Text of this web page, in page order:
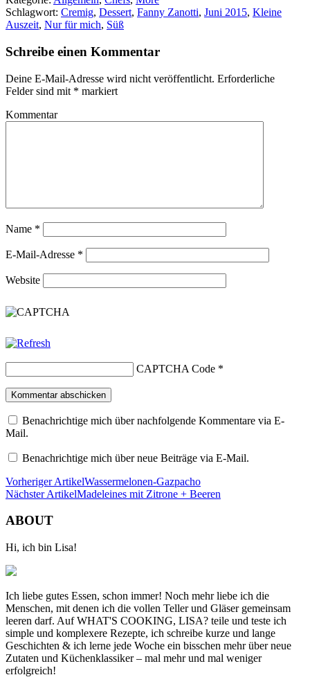
Schlagwort: Cremig, Dessert, Fanny Zanotti, Juni 2015, Kleine
Auszeit, Nur für mich, Süß
Schreibe einen Kommentar
Deine E-Mail-Adresse wird nicht veröffentlicht. Erforderliche
Felder sind mit * markiert
Kommentar
Name *
E-Mail-Adresse *
Website
CAPTCHA Code *
Benachrichtige mich über nachfolgende Kommentare via E-
Mail.
Benachrichtige mich über neue Beiträge via E-Mail.
Vorheriger ArtikelWassermelonen-Gazpacho
Nächster ArtikelMadeleines mit Zitrone + Beeren
ABOUT
Hi, ich bin Lisa!
Ich liebe gutes Essen, schon immer! Noch mehr liebe ich die
Menschen, mit denen ich die vollen Teller und Gläser gemeinsam
leeren darf. Auf WHAT'S COOKING, LISA? teile und teste ich
simple und komplexere Rezepte, ich schreibe kurze und lange
Geschichten & ich lerne jede Woche ein bisschen mehr über neue
Zutaten und Küchenklassiker – mal mehr und mal weniger
erfolgreich!